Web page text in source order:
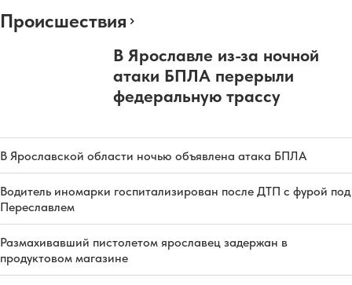
Происшествия
В Ярославле из-за ночной
атаки БПЛА перерыли
федеральную трассу
В Ярославской области ночью объявлена атака БПЛА
Водитель иномарки госпитализирован после ДТП с фурой под
Переславлем
Размахивавший пистолетом ярославец задержан в
продуктовом магазине